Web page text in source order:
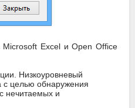
Microsoft Excel и Open Office
Низкоуровневый
с целью обнаружения
нечитаемых и